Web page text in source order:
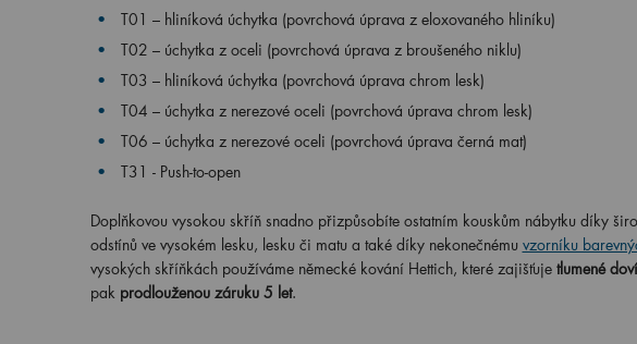
T01 – hliníková úchytka (povrchová úprava z eloxovaného hliníku)
T02 – úchytka z oceli (povrchová úprava z broušeného niklu)
T03 – hliníková úchytka (povrchová úprava chrom lesk)
T04 – úchytka z nerezové oceli (povrchová úprava chrom lesk)
T06 – úchytka z nerezové oceli (povrchová úprava černá mat)
T31 - Push-to-open
Doplňkovou vysokou skříň snadno přizpůsobíte ostatním kouskům nábytku díky
odstínů ve vysokém lesku, lesku či matu a také díky nekonečnému vzorníku
vysokých skříňkách používáme německé kování Hettich, které zajišťuje tlumené
pak prodlouženou záruku 5 let.